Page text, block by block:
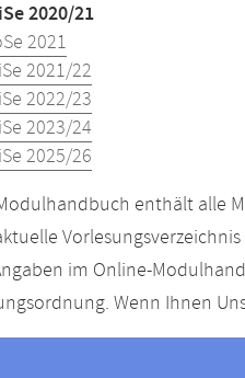
2020/21
2021
2021/22
2022/23
2023/24
2025/26
enthält alle
Vorlesungsverzeichnis
im Online-
Wenn Ihnen